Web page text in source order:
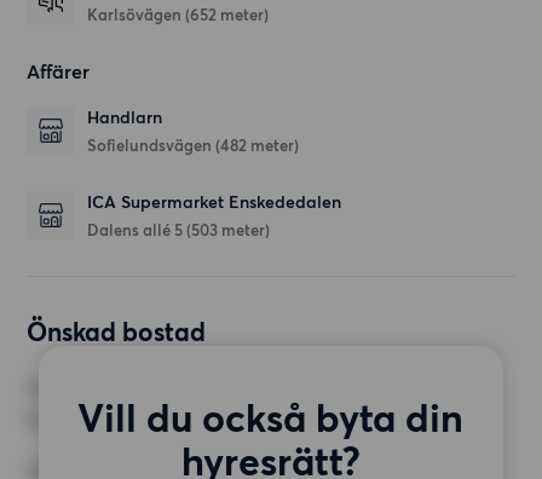
Karlsövägen (652 meter)
Affärer
Handlarn
Sofielundsvägen (482 meter)
ICA Supermarket Enskededalen
Dalens allé 5 (503 meter)
Önskad bostad
Vill du också byta din
hyresrätt?
MINST ANTAL KVADRATMETER